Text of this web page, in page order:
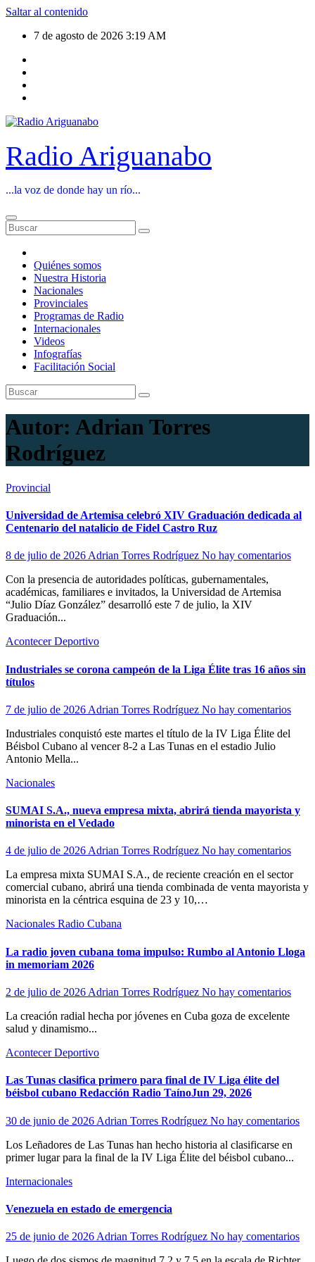
Saltar al contenido
7 de agosto de 2026 3:19 AM
Radio Ariguanabo
...la voz de donde hay un río...
Quiénes somos
Nuestra Historia
Nacionales
Provinciales
Programas de Radio
Internacionales
Videos
Infografías
Facilitación Social
Autor: Adrian Torres
Rodríguez
Provincial
Universidad de Artemisa celebró XIV Graduación dedicada al
Centenario del natalicio de Fidel Castro Ruz
8 de julio de 2026Adrian Torres Rodríguez No hay comentarios
Con la presencia de autoridades políticas, gubernamentales,
académicas, familiares e invitados, la Universidad de Artemisa
“Julio Díaz González” desarrolló este 7 de julio, la XIV
Graduación...
Acontecer Deportivo
Industriales se corona campeón de la Liga Élite tras 16 años sin
títulos
7 de julio de 2026 Adrian Torres Rodríguez No hay comentarios
Industriales conquistó este martes el título de la IV Liga Élite del
Béisbol Cubano al vencer 8-2 a Las Tunas en el estadio Julio
Antonio Mella...
Nacionales
SUMAI S.A., nueva empresa mixta, abrirá tienda mayorista y
minorista en el Vedado
4 de julio de 2026Adrian Torres Rodríguez No hay comentarios
La empresa mixta SUMAI S.A., de reciente creación en el sector
comercial cubano, abrirá una tienda combinada de venta mayorista y
minorista en la céntrica esquina de 23 y 10,…
Nacionales Radio Cubana
La radio joven cubana toma impulso: Rumbo al Antonio Lloga
in memoriam 2026
2 de julio de 2026 Adrian Torres Rodríguez No hay comentarios
La creación radial hecha por jóvenes en Cuba goza de excelente
salud y dinamismo...
Acontecer Deportivo
Las Tunas clasifica primero para final de IV Liga élite del
béisbol cubano Redacción Radio TaínoJun 29, 2026
30 de junio de 2026 Adrian Torres Rodríguez No hay comentarios
Los Leñadores de Las Tunas han hecho historia al clasificarse en
primer lugar para la final de la IV Liga Élite del béisbol cubano...
Internacionales
Venezuela en estado de emergencia
25 de junio de 2026 Adrian Torres Rodríguez No hay comentarios